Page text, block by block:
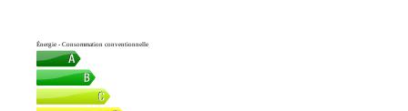
Énergie - Consommation conventionnelle